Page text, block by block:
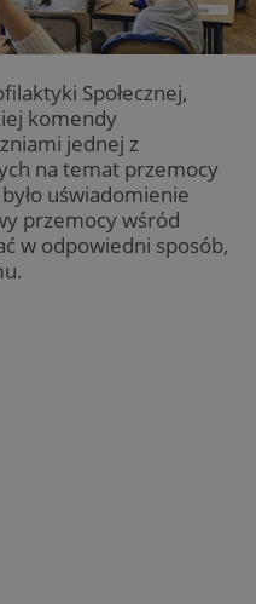
Społecznej,
komendy
jednej z
na temat przemocy
uświadomienie
przemocy wśród
w odpowiedni sposób,